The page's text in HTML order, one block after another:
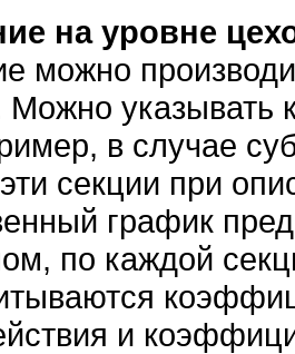
на уровне
можно
указывать
в случае
секции при
график
по каждой
и